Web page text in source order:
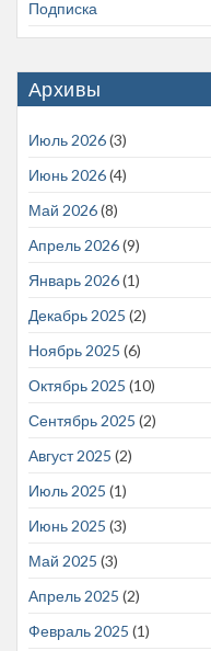
Подписка
Архивы
Июль 2026(3)
Июнь 2026(4)
Май 2026(8)
Апрель 2026(9)
Январь 2026(1)
Декабрь 2025 (2)
Ноябрь 2025 (6)
Октябрь 2025 (10)
Сентябрь 2025 (2)
Август 2025 (2)
Июль 2025 (1)
Июнь 2025 (3)
Май 2025 (3)
Апрель 2025 (2)
Февраль 2025 (1)